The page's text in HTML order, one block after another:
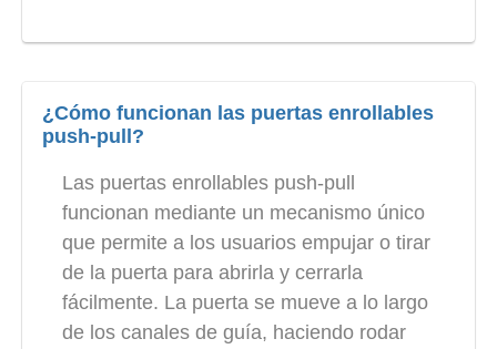
¿Cómo funcionan las puertas enrollables
push-pull?
Las puertas enrollables push-pull
funcionan mediante un mecanismo único
que permite a los usuarios empujar o tirar
de la puerta para abrirla y cerrarla
fácilmente. La puerta se mueve a lo largo
de los canales de guía, haciendo rodar